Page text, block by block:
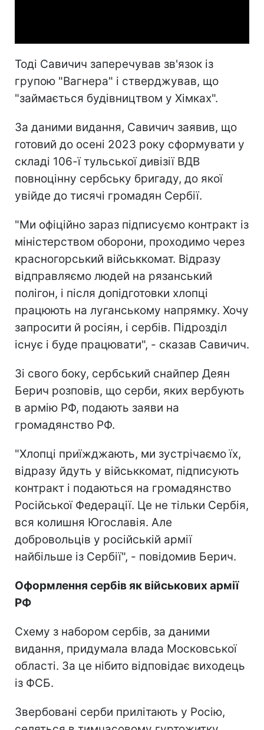
Тоді Савичич заперечував зв'язок із
групою "Вагнера" і стверджував, що
"займається будівництвом у Хімках".
За даними видання, Савичич заявив, що
готовий до осені 2023 року сформувати у
складі 106-ї тульської дивізії ВДВ
повноцінну сербську бригаду, до якої
увійде до тисячі громадян Сербії.
"Ми офіційно зараз підписуємо контракт із
міністерством оборони, проходимо через
красногорський військкомат. Відразу
відправляємо людей на рязанський
полігон, і після допідготовки хлопці
працюють на луганському напрямку. Хочу
запросити й росіян, і сербів. Підрозділ
існує і буде працювати", - сказав Савичич.
Зі свого боку, сербський снайпер Деян
Берич розповів, що серби, яких вербують
в армію РФ, подають заяви на
громадянство РФ.
"Хлопці приїжджають, ми зустрічаємо їх,
відразу йдуть у військкомат, підписують
контракт і подаються на громадянство
Російської Федерації. Це не тільки Сербія,
вся колишня Югославія. Але
добровольців у російській армії
найбільше із Сербії", - повідомив Берич.
Оформлення сербів як військових армії
РФ
Схему з набором сербів, за даними
видання, придумала влада Московської
області. За це нібито відповідає виходець
із ФСБ.
Звербовані серби прилітають у Росію,